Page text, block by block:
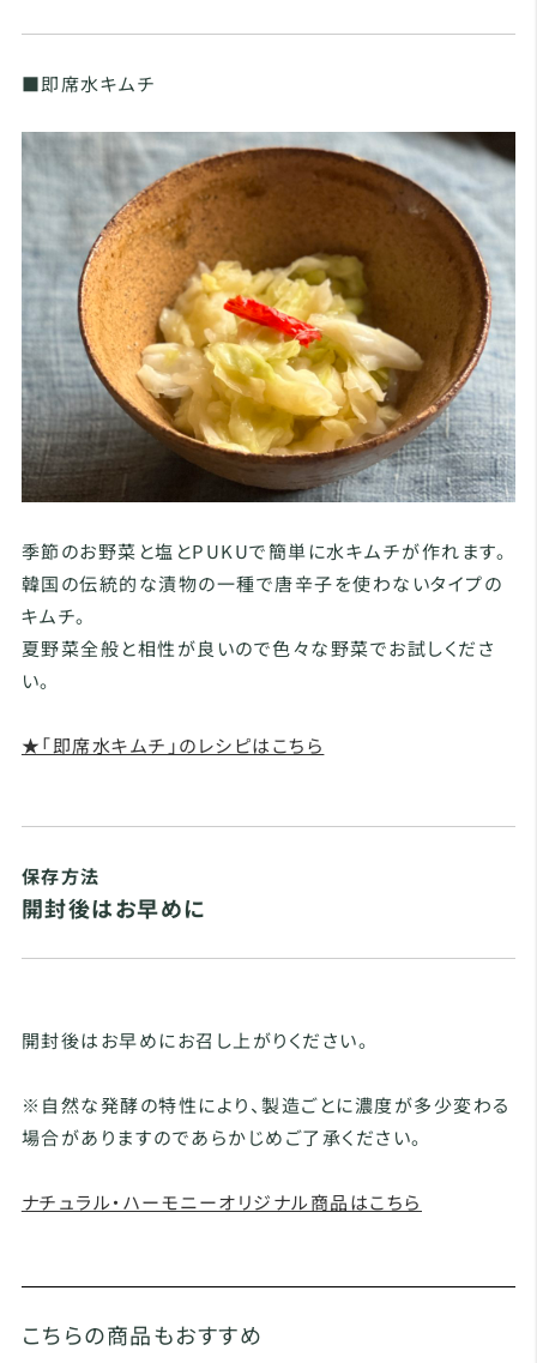
■即席水キムチ
季節のお野菜と塩とPUKUで簡単に水キムチが作れます。
韓国の伝統的な漬物の一種で唐辛子を使わないタイプの
キムチ。
夏野菜全般と相性が良いので色々な野菜でお試しくださ
い。
★「即席水キムチ」のレシピはこちら
保存方法
開封後はお早めに
開封後はお早めにお召し上がりください。
※自然な発酵の特性により、製造ごとに濃度が多少変わる
場合がありますのであらかじめご了承ください。
ナチュラル・ハーモニーオリジナル商品はこちら
こちらの商品もおすすめ